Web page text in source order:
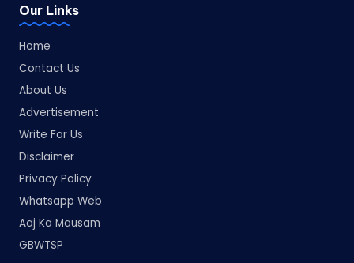
Our Links
Home
Contact Us
About Us
Advertisement
Write For Us
Disclaimer
Privacy Policy
Whatsapp Web
Aaj Ka Mausam
GBWTSP